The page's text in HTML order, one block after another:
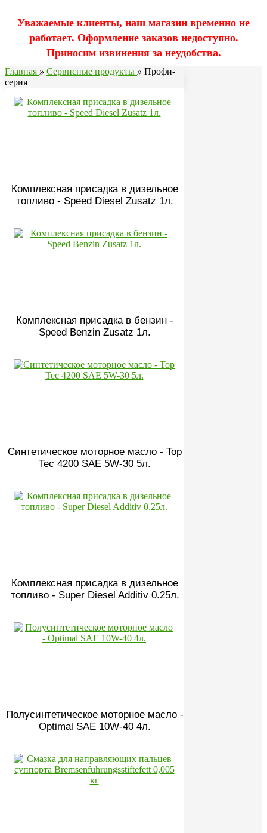
Уважаемые клиенты, наш магазин временно не
работает. Оформление заказов недоступно.
Приносим извинения за неудобства.
Главная » Сервисные продукты » Профи-
серия
Комплексная присадка в дизельное
топливо - Speed Diesel Zusatz 1л.
Комплексная присадка в бензин -
Speed Benzin Zusatz 1л.
Синтетическое моторное масло - Top
Tec 4200 SAE 5W-30 5л.
Комплексная присадка в дизельное
топливо - Super Diesel Additiv 0.25л.
Полусинтетическое моторное масло -
Optimal SAE 10W-40 4л.